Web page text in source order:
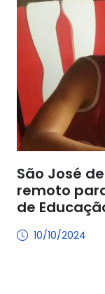
São José
remoto
de
10/10/2024